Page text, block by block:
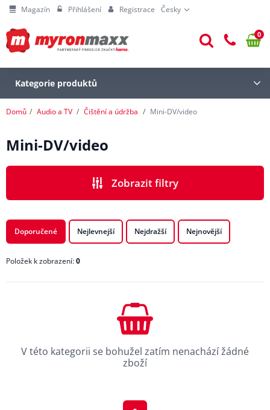
Magazín Přihlášení Registrace Česky
0
Kategorie produktů
Domů Audio a TV Čištění a údržba Mini-DV/video
Mini-DV/video
Zobrazit filtry
Doporučené Nejlevnejší Nejdražší Nejnovější
Položek k zobrazení:0
V této kategorii se bohužel zatím nenachází žádné
zboží